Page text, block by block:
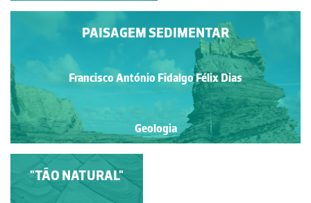
PAISAGEM SEDIMENTAR
Francisco António Fidalgo Félix Dias
Geologia
"TÃO NATURAL"